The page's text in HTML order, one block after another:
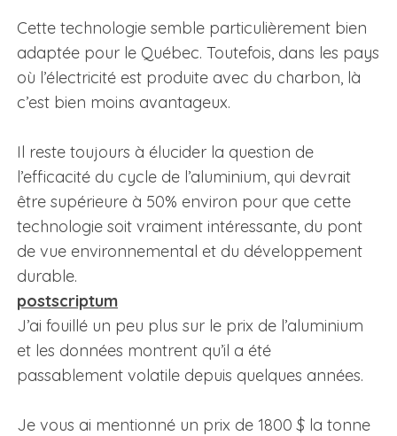
Cette technologie semble particulièrement bien
adaptée pour le Québec. Toutefois, dans les pays
où l’électricité est produite avec du charbon, là
c’est bien moins avantageux.
Il reste toujours à élucider la question de
l’efficacité du cycle de l’aluminium, qui devrait
être supérieure à 50% environ pour que cette
technologie soit vraiment intéressante, du pont
de vue environnemental et du développement
durable.
postscriptum
J’ai fouillé un peu plus sur le prix de l’aluminium
et les données montrent qu’il a été
passablement volatile depuis quelques années.
Je vous ai mentionné un prix de 1800 $ la tonne